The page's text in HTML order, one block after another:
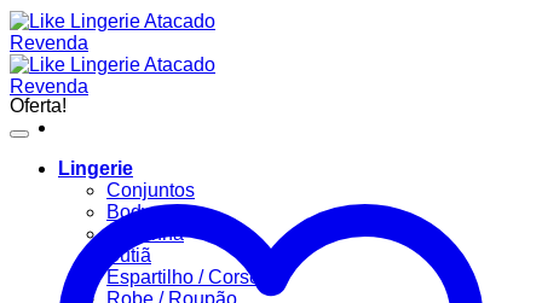
Lingerie
Conjuntos
Body
Calcinha
Sutiã
Espartilho / Corselet
Oferta!